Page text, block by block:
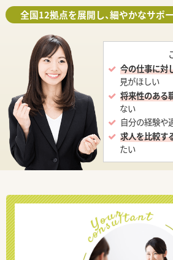
全国12拠点を展開し、細やかなサポ
今の仕事に対
見がほしい
将来性のある
ない
自分の経験や
求人を比較す
たい